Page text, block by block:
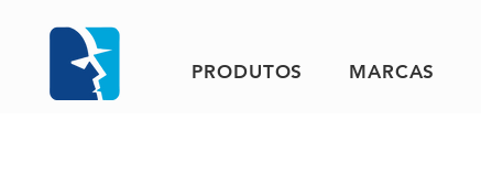
PRODUTOS MARCAS